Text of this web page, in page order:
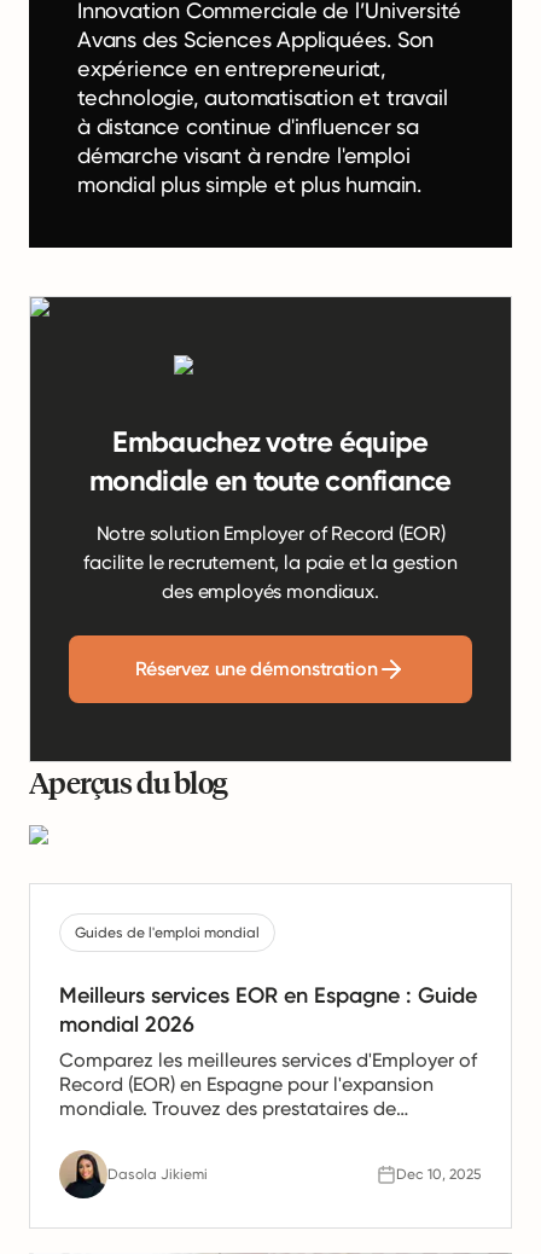
Innovation Commerciale de l’Université
Avans des Sciences Appliquées. Son
expérience en entrepreneuriat,
technologie, automatisation et travail
à distance continue d'influencer sa
démarche visant à rendre l'emploi
mondial plus simple et plus humain.
Embauchez votre équipe
mondiale en toute confiance
Notre solution Employer of Record (EOR)
facilite le recrutement, la paie et la gestion
des employés mondiaux.
Réservez une démonstration
Aperçus du blog
Guides de l'emploi mondial
Meilleurs services EOR en Espagne : Guide
mondial 2026
Comparez les meilleures services d'Employer of
Record (EOR) en Espagne pour l'expansion
mondiale. Trouvez des prestataires de
gestion des ressources humaines et de
conformité pour les équipes en Espagne.
Dasola Jikiemi Dec 10, 2025